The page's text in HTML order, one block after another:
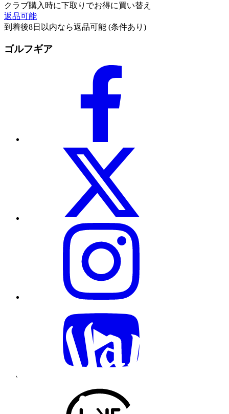
クラブ購入時に下取りでお得に買い替え
返品可能
到着後8日以内なら返品可能 (条件あり)
ゴルフギア